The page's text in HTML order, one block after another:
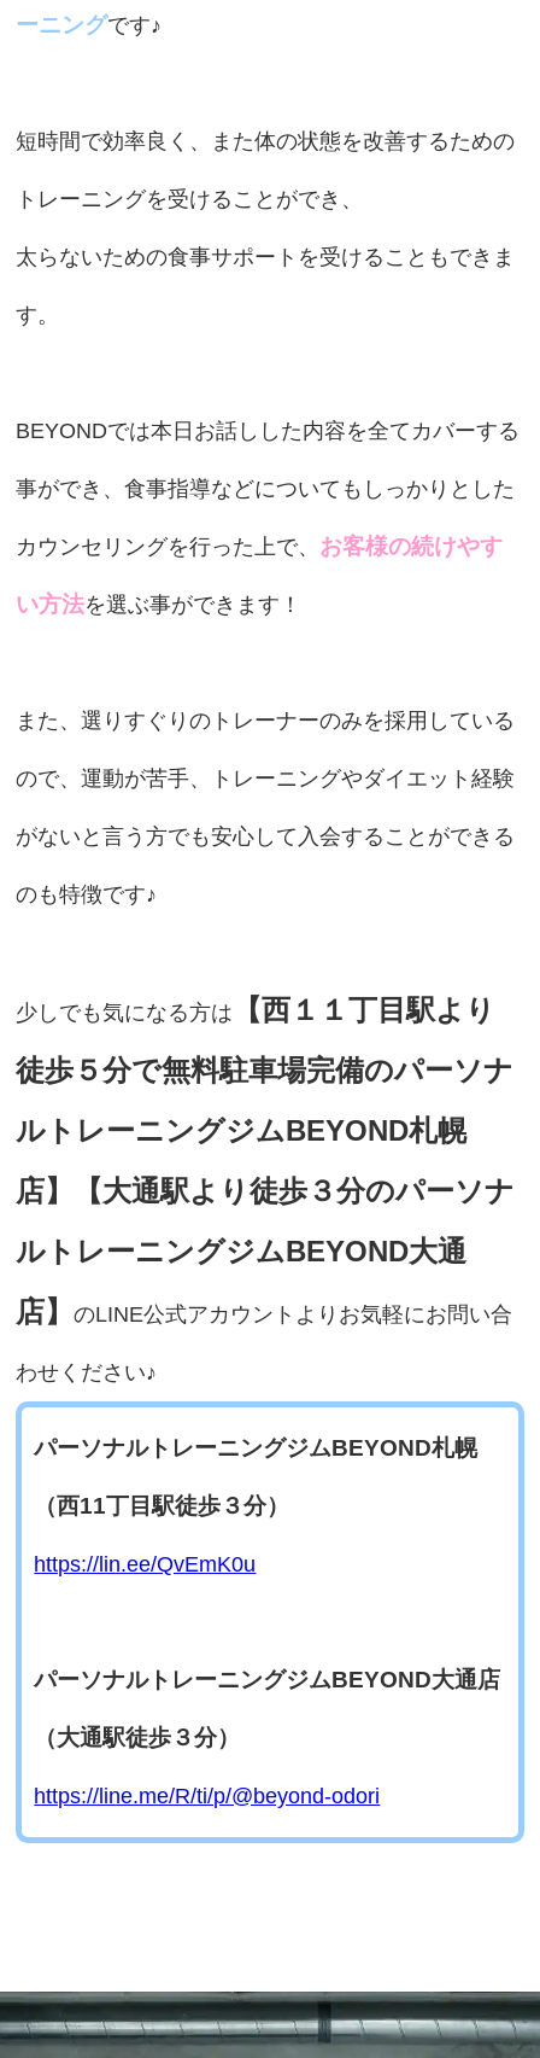
ーニングです♪
短時間で効率良く、また体の状態を改善するための
トレーニングを受けることができ、
太らないための食事サポートを受けることもできま
す。
BEYONDでは本日お話しした内容を全てカバーする
事ができ、食事指導などについてもしっかりとした
カウンセリングを行った上で、 お客様の続けやす
い方法を選ぶ事ができます！
また、選りすぐりのトレーナーのみを採用している
ので、運動が苦手、トレーニングやダイエット経験
がないと言う方でも安心して入会することができる
のも特徴です♪
少しでも気になる方は
【西１１丁目駅より
徒歩５分で無料駐車場完備のパーソナ
ルトレーニングジムBEYOND札幌
店】【大通駅より徒歩３分のパーソナ
ルトレーニングジムBEYOND大通
店】のLINE公式アカウントよりお気軽にお問い合
わせください♪
パーソナルトレーニングジムBEYOND札幌
（西11丁目駅徒歩３分）
https://lin.ee/QvEmK0u
パーソナルトレーニングジムBEYOND大通店
（大通駅徒歩３分）
https://line.me/R/ti/p/@beyond-odori